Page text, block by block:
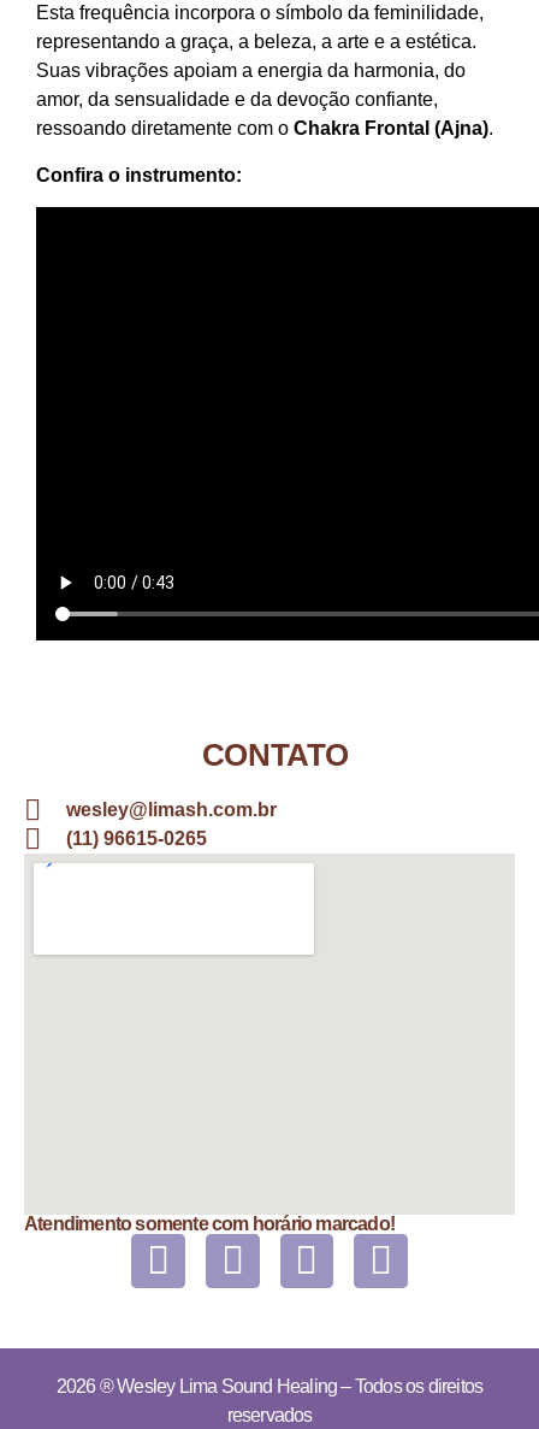
Esta frequência incorpora o símbolo da feminilidade,
representando a graça, a beleza, a arte e a estética.
Suas vibrações apoiam a energia da harmonia, do
amor, da sensualidade e da devoção confiante,
ressoando diretamente com o Chakra Frontal (Ajna).
Confira o instrumento:
CONTATO
wesley@limash.com.br
(11) 96615-0265
Atendimento somente com horário marcado!
2026 ®Wesley Lima Sound Healing– Todos os direitos
reservados